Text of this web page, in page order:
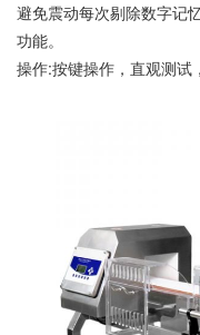
避免震动每次剔除数字记
功能。
操作:按键操作，直观测试